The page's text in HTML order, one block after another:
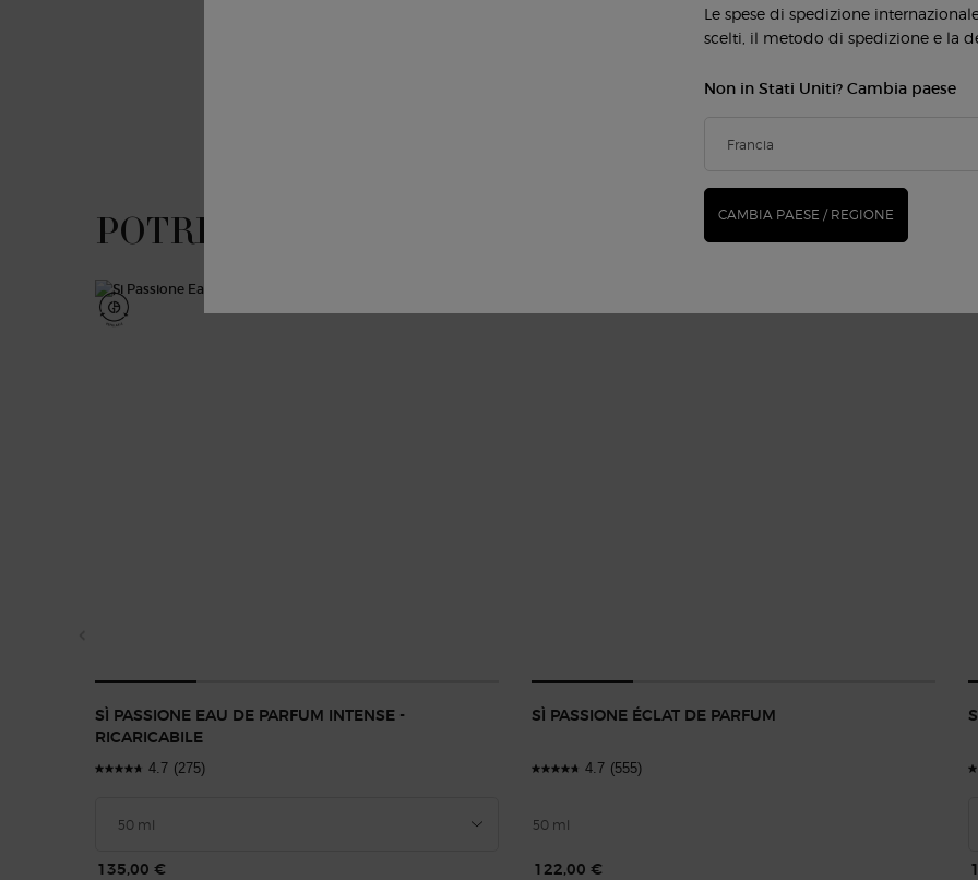
PDP Slot 1 SectionPOTREBBE ANCHE PIACERTI
SÌ PASSIONE EAU DE PARFUM INTENSE -
RICARICABILE
4.7 (275)
135,00 €
SÌ PASSIONE ÉCLAT DE PARFUM
4.7 (555)
50 ml
122,00 €
Le spese di spedizione
scelti, il metodo di spedizione e la
Non in Stati Uniti? Cambia paese
CAMBIA PAESE / REGIONE